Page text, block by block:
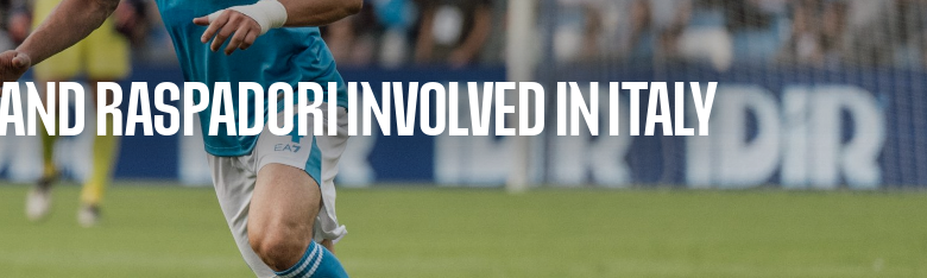
RASPADORI INVOLVED IN ITALY